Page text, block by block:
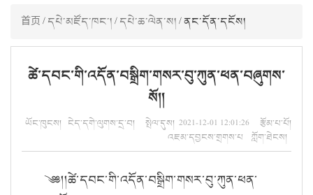
首页/དཔེ་མཛོད་ཁང་།/དཔེ་ཆ་ལེན་ས།/ ནང་དོན་དངོས།
ཚེ་དབང་གི་འདོན་བསྒྲིག་གསར་བུ་ཀུན་ཕན་བཞུགས་
སོ།།
ཡོང་ཁུངས། ངེད་དགེ་ལུགས་དྲ་བ། སྤེལ་དུས། 2021-12-01 12:01:26 རྩོམ་པ་པོ།
འཇམ་དབྱངས་གྲགས་པ ཀློག་ཐེངས།
༄༅།།ཚེ་དབང་གི་འདོན་བསྒྲིག་གསར་བུ་ཀུན་ཕན་